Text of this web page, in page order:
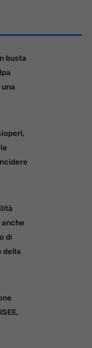
busta
anche
di
della